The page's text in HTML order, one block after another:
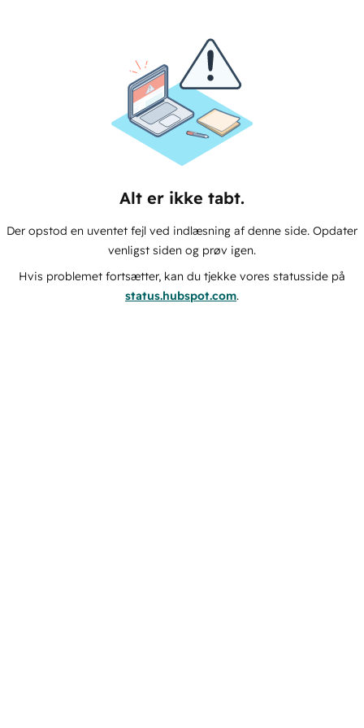
Alt er ikke tabt.
Der opstod en uventet fejl ved indlæsning af denne side. Opdater
venligst siden og prøv igen.
Hvis problemet fortsætter, kan du tjekke vores statusside på
status.hubspot.com.